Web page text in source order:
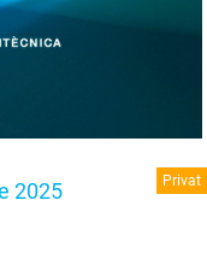
2025 Privat